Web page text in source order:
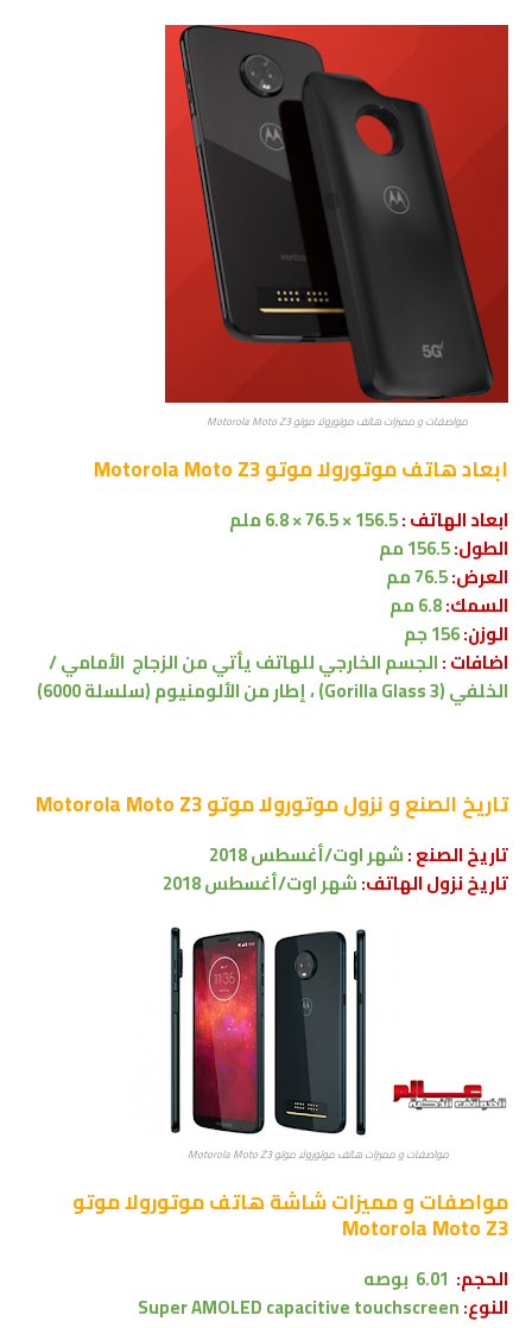
مواصفات و مميزات هاتف موتورولا موتو Motorola Moto Z3
ابعادهاتف موتورولا موتو Motorola Moto Z3
ابعاد الهاتف :156.5 × 76.5 × 6.8 ملم
الطول:156.5 مم
العرض:
السمك:6.8 مم
الوزن:
اضافات :الجسم الخارجي للهاتف يأتي من الزجاج الأمامي /
الخلفي (Gorilla Glass 3) ، إطار من الألومنيوم (سلسلة 6000)
تاريخ الصنع و نزولموتورولا موتو Motorola Moto Z3
تاريخ الصنع :شهراوت/أغسطس 2018
تاريخ نزول الهاتف:شهراوت/أغسطس 2018
مواصفات و مميزات هاتف موتورولا موتو Motorola Moto Z3
مواصفات و مميزات شاشةهاتف موتورولا موتو
Motorola Moto Z3
الحجم:
النوع:Super AMOLED capacitive touchscreen